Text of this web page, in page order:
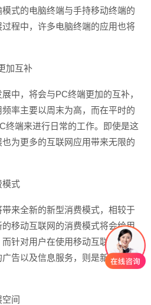
式的电脑终端与手持移动终端的
程中，许多电脑终端的应用也将
加互补
，将会与PC终端更加的互补，
率主要以周末为高，而在平时的
终端来进行日常的工作。即使是这
为更多的互联网应用带来无限的
式
全新的新型消费模式，相较于
移动互联网的消费模式将会给用
针对用户在使用移动互联网的过
告以及信息服务，则是新型消费
间